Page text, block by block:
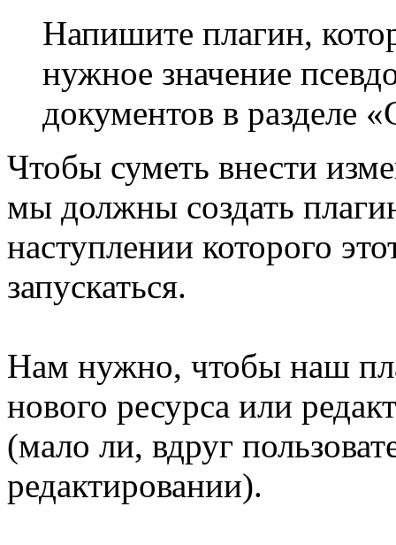
Напишите плагин,
нужное значение
документов в разделе
Чтобы суметь внести
мы должны создать
наступлении которого
запускаться.
Нам нужно, чтобы наш
нового ресурса или
(мало ли, вдруг
редактировании).